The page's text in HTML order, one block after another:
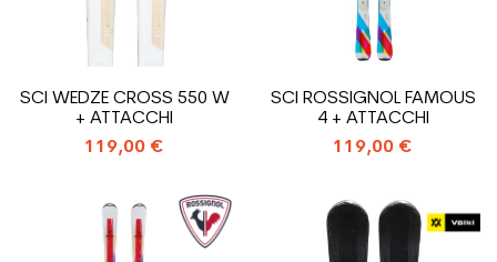
SCI WEDZE CROSS 550 W
+ ATTACCHI
119,00 €
SCI ROSSIGNOL FAMOUS
4 + ATTACCHI
119,00 €